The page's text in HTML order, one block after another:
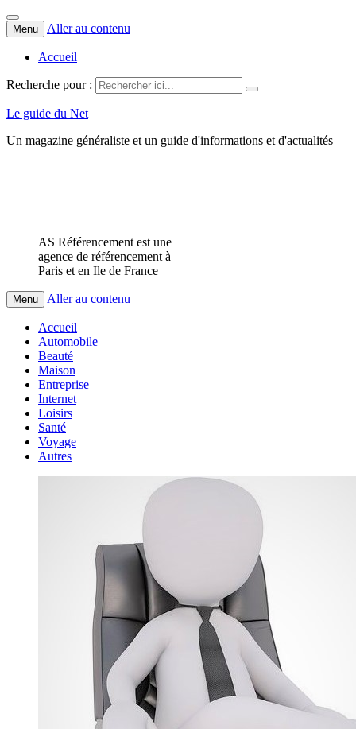
Menu Aller au contenu
Accueil
Recherche pour :
Le guide du Net
Un magazine généraliste et un guide d'informations et d'actualités
AS Référencement est une
agence de référencement à
Paris et en Ile de France
Menu Aller au contenu
Accueil
Automobile
Beauté
Maison
Entreprise
Internet
Loisirs
Santé
Voyage
Autres